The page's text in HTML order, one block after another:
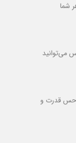
شما
می‌توانید
حس قدرت و